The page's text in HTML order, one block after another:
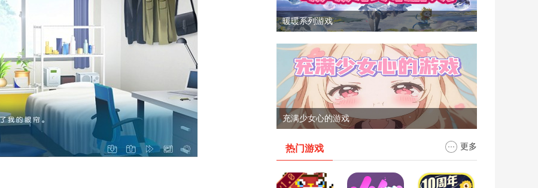
暖暖系列游戏
充满少女心的游戏
热门游戏 更多